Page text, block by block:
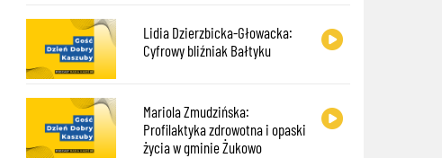
Lidia Dzierzbicka-Głowacka:
Cyfrowy bliźniak Bałtyku
Mariola Zmudzińska:
Profilaktyka zdrowotna i opaski
życia w gminie Żukowo